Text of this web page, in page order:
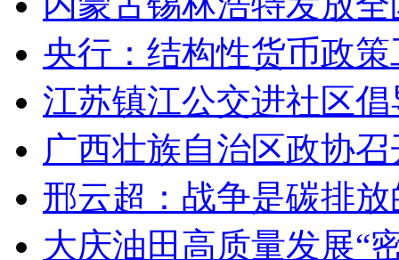
央行：结构性货币政
江苏镇江公交进社区
广西壮族自治区政协
邢云超：战争是碳排
大庆油田高质量发展“